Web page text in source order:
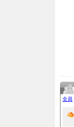
全員